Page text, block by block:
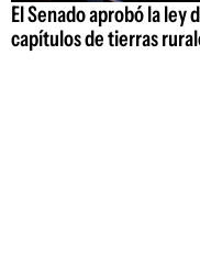
El Senado aprobó la ley
capítulos de tierras